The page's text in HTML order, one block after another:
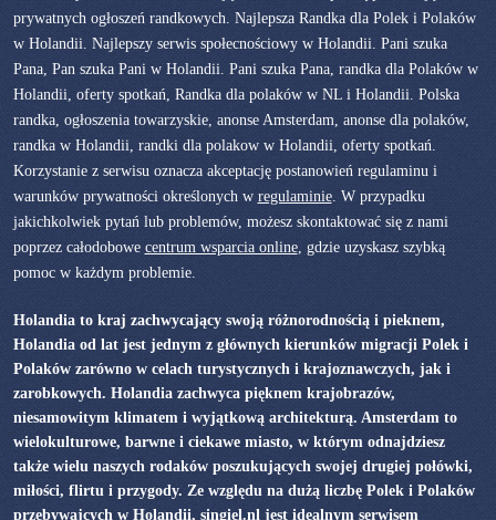
prywatnych ogłoszeń randkowych. Najlepsza Randka dla Polek i Polaków
w Holandii. Najlepszy serwis społecnościowy w Holandii. Pani szuka
Pana, Pan szuka Pani w Holandii. Pani szuka Pana, randka dla Polaków w
Holandii, oferty spotkań, Randka dla polaków w NL i Holandii. Polska
randka, ogłoszenia towarzyskie, anonse Amsterdam, anonse dla polaków,
randka w Holandii, randki dla polakow w Holandii, oferty spotkań.
Korzystanie z serwisu oznacza akceptację postanowień regulaminu i
warunków prywatności określonych w regulaminie. W przypadku
jakichkolwiek pytań lub problemów, możesz skontaktować się z nami
poprzez całodobowe centrum wsparcia online, gdzie uzyskasz szybką
pomoc w każdym problemie.
Holandia to kraj zachwycający swoją różnorodnością i pieknem,
Holandia od lat jest jednym z głównych kierunków migracji Polek i
Polaków zarówno w celach turystycznych i krajoznawczych, jak i
zarobkowych. Holandia zachwyca pięknem krajobrazów,
niesamowitym klimatem i wyjątkową architekturą. Amsterdam to
wielokulturowe, barwne i ciekawe miasto, w którym odnajdziesz
także wielu naszych rodaków poszukujących swojej drugiej połówki,
miłości, flirtu i przygody. Ze względu na dużą liczbę Polek i Polaków
przebywajcych w Holandii, singiel.nl jest idealnym serwisem